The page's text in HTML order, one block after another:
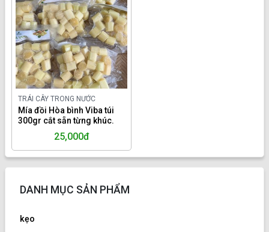
TRÁI CÂY TRONG NƯỚC
Mía đồi Hòa bình Viba túi
300gr cắt sẵn từng khúc.
25,000đ
DANH MỤC SẢN PHẨM
kẹo